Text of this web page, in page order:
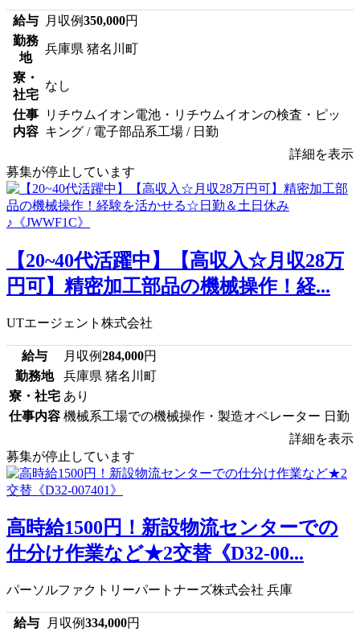
給与 月収例350,000円
勤務
地
兵庫県 猪名川町
寮・
社宅
なし
仕事
内容
リチウムイオン電池・リチウムイオンの検査・ピッ
キング / 電子部品系工場 / 日勤
詳細を表示
募集が停止しています
【20~40代活躍中】【高収入☆月収28万
円可】精密加工部品の機械操作！経...
UTエージェント株式会社
給与 月収例284,000円
勤務地
兵庫県 猪名川町
寮・社宅 あり
仕事内容 機械系工場での機械操作・製造オペレーター 日勤
詳細を表示
募集が停止しています
高時給1500円！新設物流センターでの
仕分け作業など★2交替《D32-00...
パーソルファクトリーパートナーズ株式会社 兵庫
給与 月収例334,000円